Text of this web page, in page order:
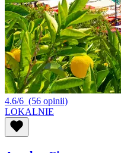
4.6/6 (56 opinii)
LOKALNIE